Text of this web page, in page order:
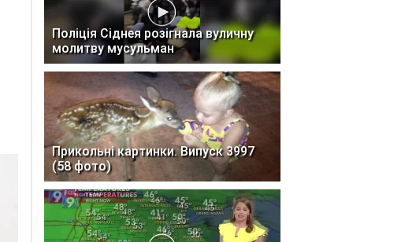
Поліція Сіднея розігнала вуличну
молитву мусульман
Прикольні картинки. Випуск 3997
(58 фото)